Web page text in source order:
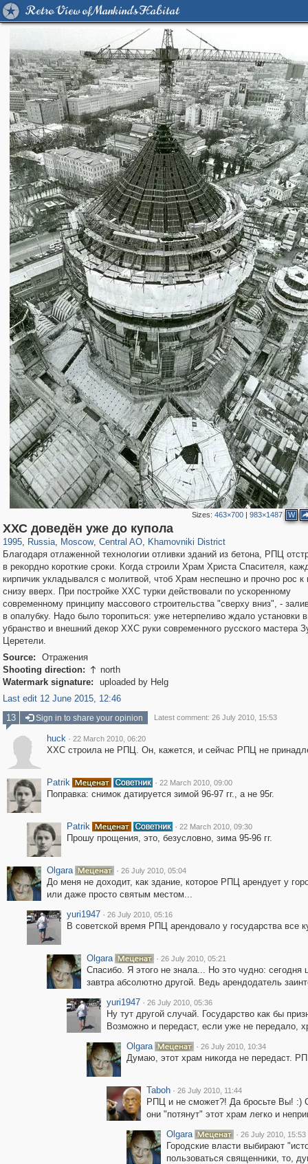
Retro View of Mankind's Habitat
Sizes: 463×700| 983×1487 W
ХХС доведён уже до купола
1995, Russia
1,406,837 29,243
, Moscow
319,861 8,286
, Central AO
160,009 5,916
, Khamovniki District
19,395
Благодаря отлаженной технологии отливки зданий из бетона, РПЦ
в рекордно короткие сроки. Когда строили Храм Христа Спасителя,
кирпичик укладывался с молитвой, чтоб Храм неспешно и прочно рос к
снизу вверх. При постройке ХХС турки действовали по ускоренному
современному принципу массового строительства "сверху вниз", -
в опалубку. Надо было торопиться: уже нетерпеливо ждало установки
убранство и внешний декор ХХС руки современного русского мастера
Церетели.
Source:
Отражения
Shooting direction:  north
Watermark signature:
uploaded by Helg
Last edit 12 June 2015, 12:46
13
Sign in to share your opinion Latest comment: 26 July 2010, 15:53
huck · 22 March 2010, 06:20
ХХС строила не РПЦ. Он, кажется, и сейчас РПЦ не
Patrik · 22 March 2010, 09:00
Поправка: снимок датируется зимой 96-97 гг., а не 95г.
Patrik · 22 March 2010, 09:30
Прошу прощения, это, безусловно, зима 95-96 гг.
Olgara · 26 July 2010, 05:04
До меня не доходит, как здание, которое РПЦ арендует у
или даже просто святым местом...
yuri1947 · 26 July 2010, 05:16
В советской время РПЦ арендовало у государства все
Olgara · 26 July 2010, 05:21
Спасибо. Я этого не знала... Но это чудно: сегодня
завтра абсолютно другой. Ведь арендодатель
yuri1947 · 26 July 2010, 05:36
Ну тут другой случай. Государство как бы
Возможно и передаст, если уже не передало,
Olgara
· 26 July 2010, 10:34
Думаю, этот храм никогда не передаст.
Taboh · 26 July 2010, 11:44
РПЦ и не сможет?! Да бросьте Вы! :)
они "потянут" этот храм легко и
Olgara
· 26 July 2010, 15:53
Городские власти выбирают
пользоваться священники, то,